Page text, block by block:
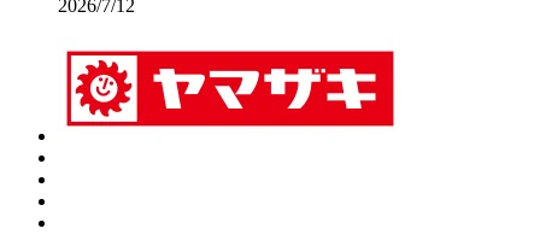
2026/7/12